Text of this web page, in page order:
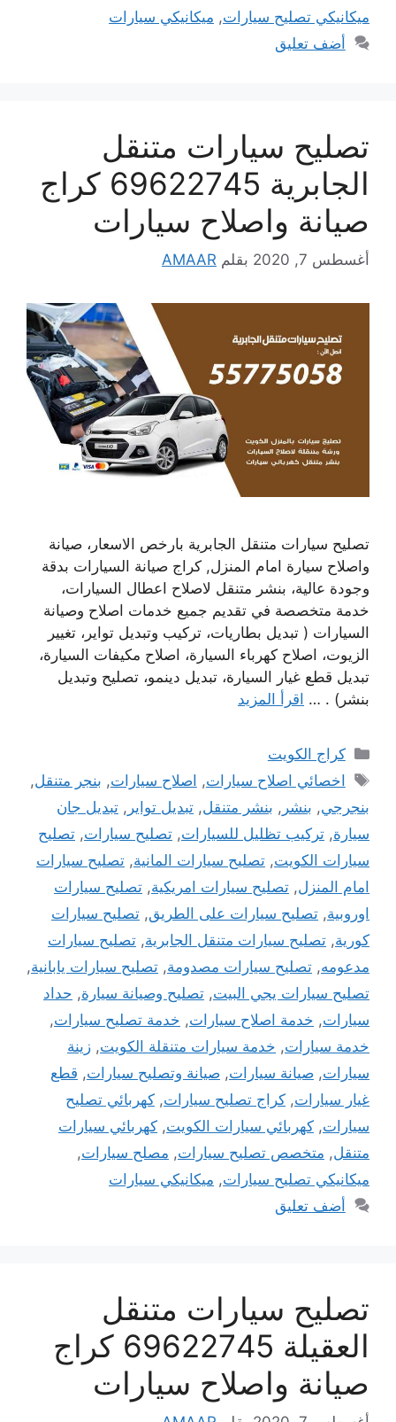
ميكانيكي تصليح سيارات, ميكانيكي سيارات
أضف تعليق
تصليح سيارات متنقل
الجابرية 69622745 كراج
صيانة واصلاح سيارات
أغسطس 7, 2020 بقلم AMAAR
تصليح سيارات متنقل الجابرية بارخص الاسعار، صيانة
واصلاح سيارة امام المنزل, كراج صيانة السيارات بدقة
وجودة عالية، بنشر متنقل لاصلاح اعطال السيارات،
خدمة متخصصة في تقديم جميع خدمات اصلاح وصيانة
السيارات ( تبديل بطاريات، تركيب وتبديل تواير، تغيير
الزيوت، اصلاح كهرباء السيارة، اصلاح مكيفات السيارة،
تبديل قطع غيار السيارة، تبديل دينمو، تصليح وتبديل
بنشر) . … اقرأ المزيد
التصنيفات
كراج الكويت
الوسوم
اخصائي اصلاح سيارات, اصلاح سيارات, بنجر متنقل,
بنجرجي, بنشر , بنشر متنقل, تبديل تواير , تبديل جان
سيارة, تركيب تظليل للسيارات, تصليح سيارات, تصليح
سيارات الكويت, تصليح سيارات المانية, تصليح سيارات
امام المنزل, تصليح سيارات امريكية, تصليح سيارات
اوروبية, تصليح سيارات على الطريق, تصليح سيارات
كورية, تصليح سيارات متنقل الجابرية, تصليح سيارات
مدعومه, تصليح سيارات مصدومة, تصليح سيارات يابانية,
تصليح سيارات يجي البيت, تصليح وصيانة سيارة, حداد
سيارات, خدمة اصلاح سيارات, خدمة تصليح سيارات,
خدمة سيارات, خدمة سيارات متنقلة الكويت, زينة
سيارات, صيانة سيارات, صيانة وتصليح سيارات, قطع
غيار سيارات, كراج تصليح سيارات, كهربائي تصليح
سيارات, كهربائي سيارات الكويت, كهربائي سيارات
متنقل, متخصص تصليح سيارات, مصلح سيارات,
ميكانيكي تصليح سيارات, ميكانيكي سيارات
أضف تعليق
تصليح سيارات متنقل
العقيلة 69622745 كراج
صيانة واصلاح سيارات